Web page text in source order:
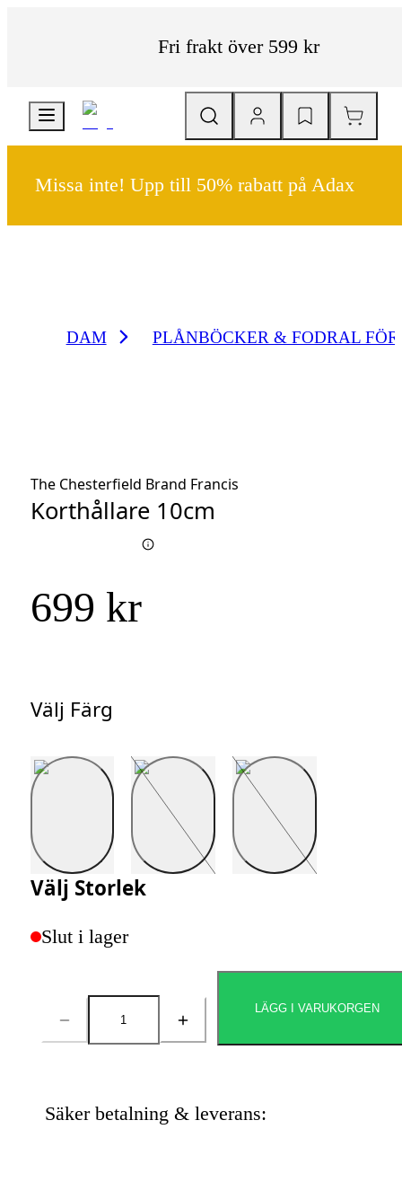
Fri frakt över 599 kr
Missa inte! Upp till 50% rabatt på Adax
DAM PLÅNBÖCKER & FODRAL
The Chesterfield Brand Francis
Korthållare 10cm
699 kr
Välj Färg
Välj Färg
Välj Storlek
Slut i lager
Antal
LÄGG I VARUKORGEN
Säker betalning & leverans: